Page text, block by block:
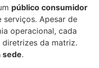
público consumidor
serviços. Apesar de
operacional, cada
da matriz.
sede.